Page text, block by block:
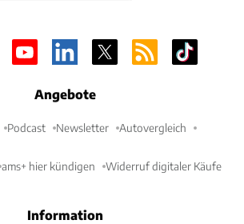
Angebote
Podcast Newsletter Autovergleich
ams+ hier kündigen Widerruf digitaler Käufe
Information